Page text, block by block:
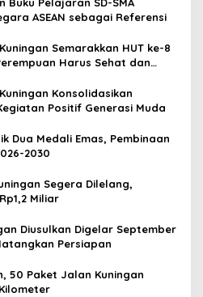
ASEAN sebagai Referensi
Semarakkan HUT ke-8
Harus Sehat dan
Konsolidasikan
Positif Generasi Muda
Dua Medali Emas, Pembinaan
2030
Segera Dilelang,
Miliar
Diusulkan Digelar September
Persiapan
50 Paket Jalan Kuningan